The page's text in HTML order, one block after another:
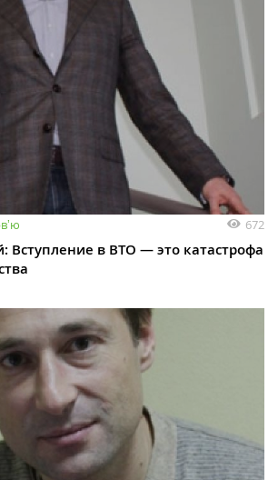
672
Вступление в ВТО — это катастрофа